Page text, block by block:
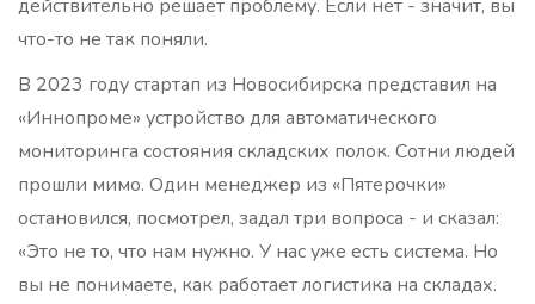
действительно решает проблему. Если нет - значит, вы
что-то не так поняли.
В 2023 году стартап из Новосибирска представил на
«Иннопроме» устройство для автоматического
мониторинга состояния складских полок. Сотни людей
прошли мимо. Один менеджер из «Пятерочки»
остановился, посмотрел, задал три вопроса - и сказал:
«Это не то, что нам нужно. У нас уже есть система. Но
вы не понимаете, как работает логистика на складах.